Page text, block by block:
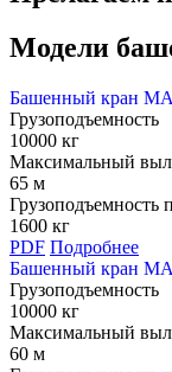
Модели
Башенный кран
Грузоподъемность
10000 кг
Максимальный
65 м
Грузоподъемность
1600 кг
PDF Подробнее
Башенный кран
Грузоподъемность
10000 кг
Максимальный
60 м